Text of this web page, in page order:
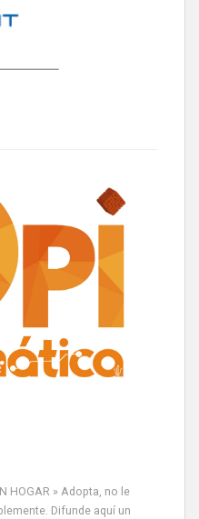
HOGAR » Adopta, no le
Difunde aquí un